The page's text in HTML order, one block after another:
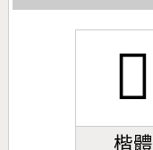
𣎹
楷體